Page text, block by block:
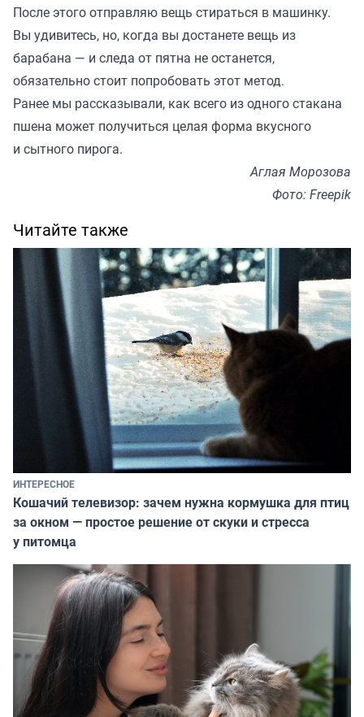
После этого отправляю вещь стираться в машинку.
Вы удивитесь, но, когда вы достанете вещь из
барабана — и следа от пятна не останется,
обязательно стоит попробовать этот метод.
Ранее мы рассказывали, как всего из одного стакана
пшена может получиться целая форма вкусного
и сытного пирога.
Аглая Морозова
Фото: Freepik
Читайте также
ИНТЕРЕСНОЕ
Кошачий телевизор: зачем нужна кормушка для птиц
за окном — простое решение от скуки и стресса
у питомца